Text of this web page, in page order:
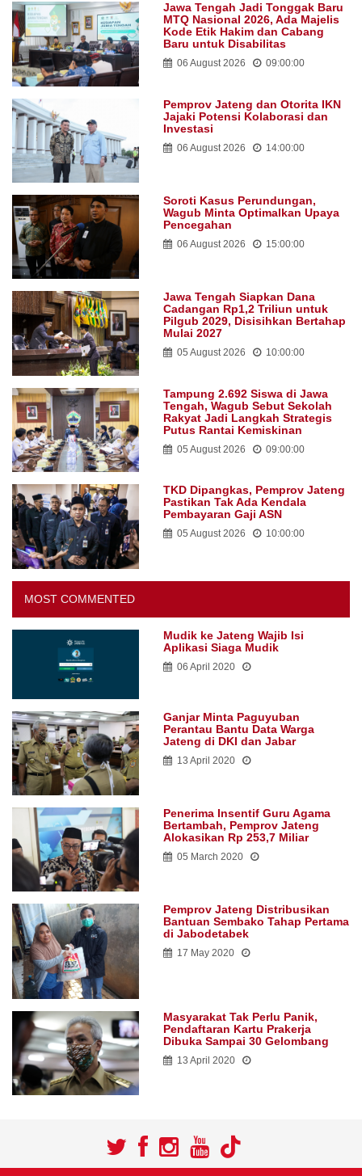
Jawa Tengah Jadi Tonggak Baru
MTQ Nasional 2026, Ada Majelis
Kode Etik Hakim dan Cabang
Baru untuk Disabilitas
06 August 2026 09:00:00
Pemprov Jateng dan Otorita IKN
Jajaki Potensi Kolaborasi dan
Investasi
06 August 2026 14:00:00
Soroti Kasus Perundungan,
Wagub Minta Optimalkan Upaya
Pencegahan
06 August 2026 15:00:00
Jawa Tengah Siapkan Dana
Cadangan Rp1,2 Triliun untuk
Pilgub 2029, Disisihkan Bertahap
Mulai 2027
05 August 2026 10:00:00
Tampung 2.692 Siswa di Jawa
Tengah, Wagub Sebut Sekolah
Rakyat Jadi Langkah Strategis
Putus Rantai Kemiskinan
05 August 2026 09:00:00
TKD Dipangkas, Pemprov Jateng
Pastikan Tak Ada Kendala
Pembayaran Gaji ASN
05 August 2026 10:00:00
MOST COMMENTED
Mudik ke Jateng Wajib Isi
Aplikasi Siaga Mudik
06 April 2020
Ganjar Minta Paguyuban
Perantau Bantu Data Warga
Jateng di DKI dan Jabar
13 April 2020
Penerima Insentif Guru Agama
Bertambah, Pemprov Jateng
Alokasikan Rp 253,7 Miliar
05 March 2020
Pemprov Jateng Distribusikan
Bantuan Sembako Tahap Pertama
di Jabodetabek
17 May 2020
Masyarakat Tak Perlu Panik,
Pendaftaran Kartu Prakerja
Dibuka Sampai 30 Gelombang
13 April 2020